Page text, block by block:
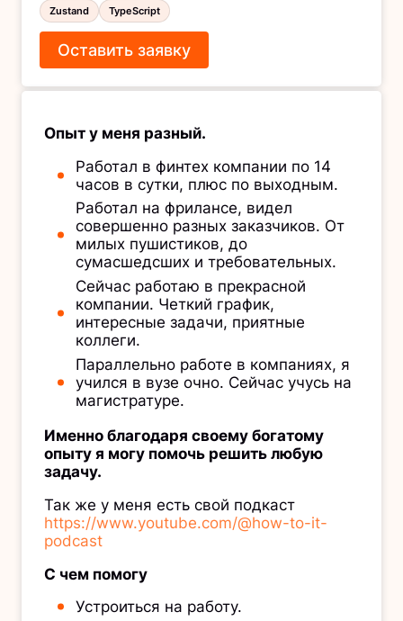
Zustand
TypeScript
Оставить заявку
Опыт у меня разный.
Работал в финтех компании по 14
часов в сутки, плюс по выходным.
Работал на фрилансе, видел
совершенно разных заказчиков. От
милых пушистиков, до
сумасшедсших и требовательных.
Сейчас работаю в прекрасной
компании. Четкий график,
интересные задачи, приятные
коллеги.
Параллельно работе в компаниях, я
учился в вузе очно. Сейчас учусь на
магистратуре.
Именно благодаря своему богатому
опыту я могу помочь решить любую
задачу.
Так же у меня есть свой подкаст
https://www.youtube.com/@how-to-it-
podcast
С чем помогу
Устроиться на работу.